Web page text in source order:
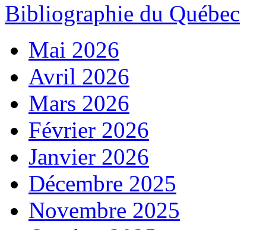
Bibliographie du Québec
Mai 2026
Avril 2026
Mars 2026
Février 2026
Janvier 2026
Décembre 2025
Novembre 2025